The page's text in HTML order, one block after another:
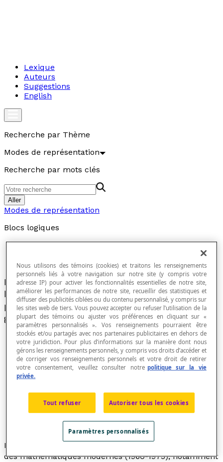
Lexique
Auteurs
Suggestions
English
Recherche par Thème
Modes de représentation
Recherche par mots clés
Aller
Modes de représentation
Blocs logiques
Matériel didactique constitué d'un ensemble de
blocs utilisés en mathématique et formé de
plusieurs objets de forme, couleur, épaisseur et
grandeur distinctes.
Les blocs logiques ont été introduits dans le courant
des mathématiques modernes (1960-1975), notamment
Nous utilisons des témoins (cookies) et traitons les renseignements
personnels liés à votre navigation sur notre site (y compris votre
adresse IP) pour activer les fonctionnalités essentielles de notre site,
améliorer les performances de notre site, recueillir des statistiques et
diffuser des publicités ciblées ou du contenu personnalisé, y compris sur
les sites web de tiers. Vous pouvez accepter ou refuser l’utilisation de la
plupart des témoins ou ajuster vos préférences en cliquant sur «
paramètres personnalisés ». Vos renseignements pourraient être
stockés et/ou partagés avec nos partenaires publicitaires en dehors de
votre juridiction. Pour plus d’informations sur la manière dont nous
gérons les renseignements personnels, y compris vos droits d’accéder et
de corriger vos renseignements personnels et votre droit de retirer
votre consentement, veuillez consulter notre politique sur la vie
privée.
Tout refuser Autoriser tous les cookies
Paramètres personnalisés